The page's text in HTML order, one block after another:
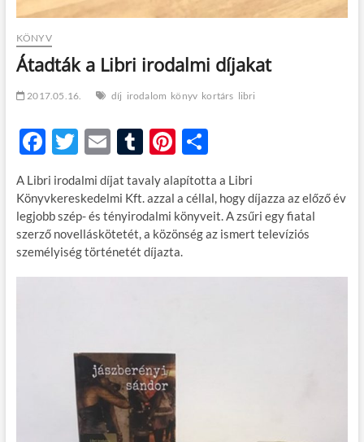
KÖNYV
Átadták a Libri irodalmi díjakat
2017.05.16. díj irodalom könyv kortárs libri
F
ac
e
b
o
o
T
w
itt
er
E
m
ail
T
u
m
bl
r
Pi
nt
er
es
t
O
ss
za
m
e
g
A Libri irodalmi díjat tavaly alapította a Libri
Könyvkereskedelmi Kft. azzal a céllal, hogy díjazza az előző év
legjobb szép- és tényirodalmi könyveit. A zsűri egy fiatal
szerző novelláskötetét, a közönség az ismert televíziós
személyiség történetét díjazta.